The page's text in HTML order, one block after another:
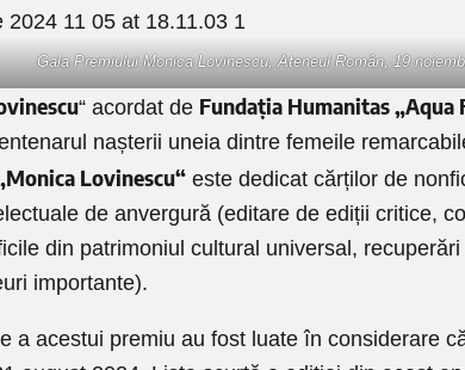
Gala Premiului Monica Lovinescu, Ateneul Român, 19
“ acordat de Fundația Humanitas „Aqua
nașterii uneia dintre femeile
Lovinescu“ este dedicat cărților de
de anvergură (editare de ediții critice,
din patrimoniul cultural universal,
importante).
a acestui premiu au fost luate în considerare